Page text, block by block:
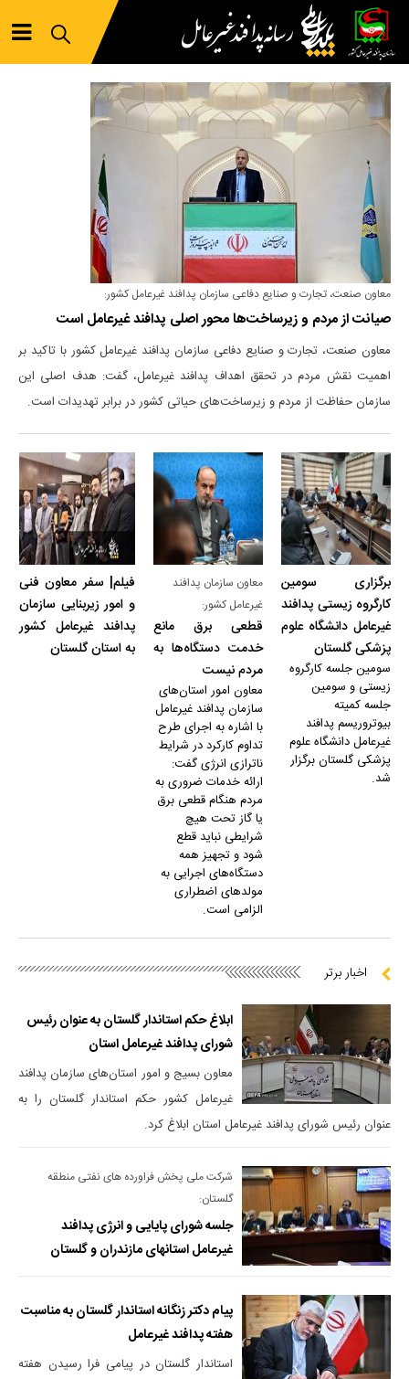
معاون صنعت، تجارت و صنایع دفاعی سازمان پدافند غیرعامل کشور:
صیانت از مردم و زیرساخت‌ها محور اصلی پدافند غیرعامل است
معاون صنعت، تجارت و صنایع دفاعی سازمان پدافند غیرعامل کشور با تاکید بر
اهمیت نقش مردم در تحقق اهداف پدافند غیرعامل، گفت: هدف اصلی این
سازمان حفاظت از مردم و زیرساخت‌های حیاتی کشور در برابر تهدیدات است‌.
برگزاری سومین
کارگروه زیستی پدافند
غیرعامل دانشگاه علوم
پزشکی گلستان
سومین جلسه کارگروه
زیستی و سومین
جلسه کمیته
بیوتروریسم پدافند
غیرعامل دانشگاه علوم
پزشکی گلستان برگزار
شد.
معاون سازمان پدافند
غیرعامل کشور:
قطعی برق مانع
خدمت‌ دستگاه‌ها به
مردم نیست
معاون امور استان‌های
سازمان پدافند غیرعامل
با اشاره به اجرای طرح
تداوم کارکرد در شرایط
ناترازی انرژی گفت:
ارائه خدمات‌ ضروری به
مردم هنگام قطعی برق
یا گاز تحت هیچ
شرایطی نباید قطع
شود و تجهیز همه
دستگاه‌های اجرایی به
مولدهای اضطراری
الزامی است.
فیلم| سفر معاون فنی
و امور زیربنایی سازمان
پدافند غیرعامل کشور
به استان گلستان
اخبار برتر
ابلاغ حکم استاندار گلستان به عنوان رئیس
شورای پدافند غیرعامل استان
معاون بسیج و امور استان‌های سازمان پدافند
غیرعامل کشور حکم استاندار گلستان را به
عنوان رئیس شورای پدافند غیرعامل استان ابلاغ کرد.
شرکت ملی پخش فراورده های نفتی منطقه
گلستان:
جلسه شورای پایایی و انرژی پدافند
غیرعامل استانهای مازندران و گلستان
پیام دکتر زنگانه استاندار گلستان به مناسبت
هفته پدافند غیرعامل
استاندار گلستان در پیامی فرا رسیدن هفته